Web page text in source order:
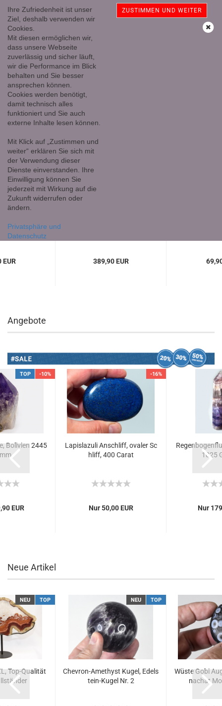
Ihre Zufriedenheit ist unser
Ziel, deshalb verwenden wir
Cookies.
Mit diesen ermöglichen wir,
dass unsere Webseite
zuverlässig und sicher läuft,
wir die Performance im Blick
behalten und Sie besser
ansprechen können.
Cookies werden benötigt,
damit technisch alles
funktioniert und Sie auch
externe Inhalte lesen können.
Mit Klick auf „Zustimmen und
weiter“ erklären Sie sich mit
der Verwendung dieser
Dienste einverstanden. Ihre
Einwilligung können Sie
jederzeit mit Wirkung auf die
Zukunft widerrufen oder
ändern.
Privatsphäre und
Datenschutz
ZUSTIMMEN UND WEITER
Unsere Empfehlungen
Kugel, Edels
Nr. 2
EUR
Amethyst Druse 6650 Gramm,
389,90 EUR
Angebote
TOP -10%
Bolivien 2445
EUR
-16%
Lapislazuli Anschliff, ovaler Sc
hliff, 400 Carat
Nur 50,00 EUR
1825
Nur
Neue Artikel
NEU TOP
Top-Qualität
NEU TOP
Chevron-Amethyst Kugel, Edels
tein-Kugel Nr. 2
Wüste Gobi
nachat